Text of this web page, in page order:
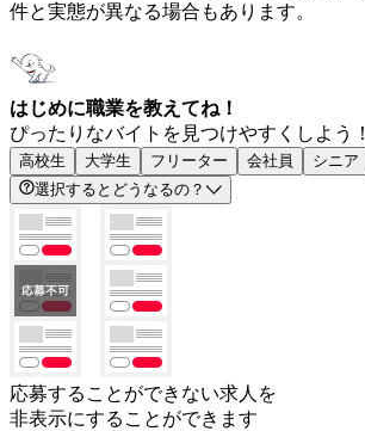
件と実態が異なる場合もあります。
はじめに職業を教えてね！
ぴったりなバイトを見つけやすくしよう！
高校生 大学生 フリーター 会社員 シニア
選択するとどうなるの？
応募することができない求人を
非表示にすることができます